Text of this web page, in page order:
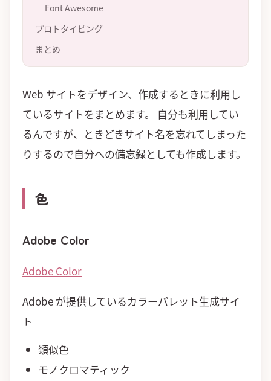
Font Awesome
プロトタイピング
まとめ
Web サイトをデザイン、作成するときに利用し
ているサイトをまとめます。 自分も利用してい
るんですが、ときどきサイト名を忘れてしまった
りするので自分への備忘録としても作成します。
色
Adobe Color
Adobe Color
Adobe が提供しているカラーパレット生成サイ
ト
類似色
モノクロマティック